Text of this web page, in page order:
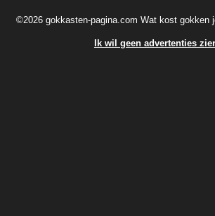
©2026 gokkasten-pagina.com Wat kost gokken
Ik wil geen advertenties